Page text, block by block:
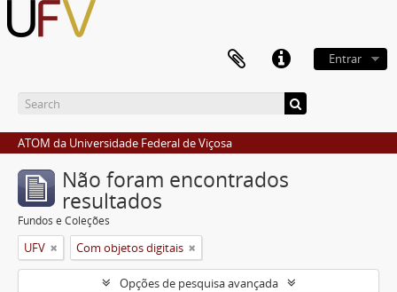
Entrar
ATOM da Universidade Federal de Viçosa
Não foram encontrados
resultados
Fundos e Coleções
UFV Com objetos digitais
Opções de pesquisa avançada